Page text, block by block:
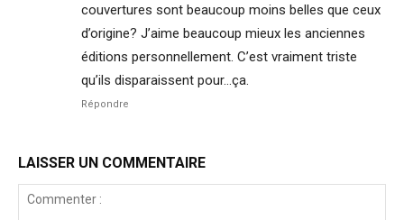
couvertures sont beaucoup moins belles que ceux
d’origine? J’aime beaucoup mieux les anciennes
éditions personnellement. C’est vraiment triste
qu’ils disparaissent pour…ça.
Répondre
LAISSER UN COMMENTAIRE